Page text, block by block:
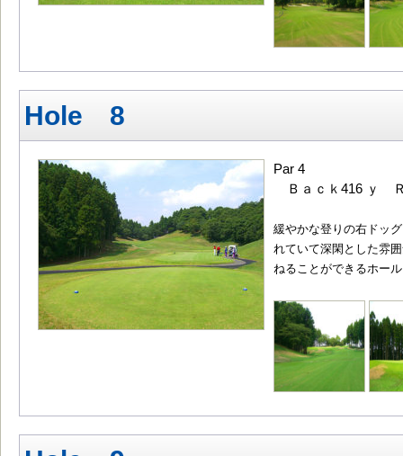
Hole 8
Par 4
Ｂａｃｋ416 ｙ
緩やかな登りの右ドッ
れていて深閑とした雰
ねることができるホー